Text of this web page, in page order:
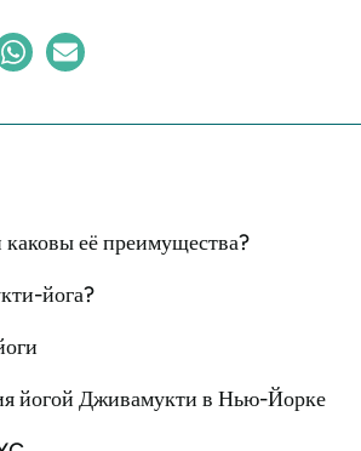
её преимущества?
йога?
йогой Дживамукти в Нью-Йорке